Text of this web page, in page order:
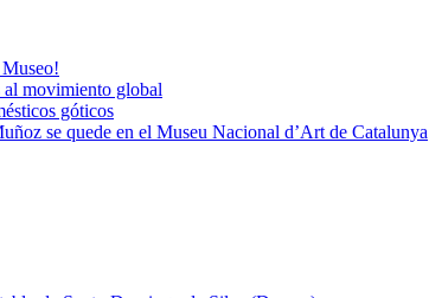
al movimiento global
góticos
se quede en el Museu Nacional d’Art de Catalunya